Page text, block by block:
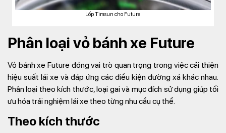
Lốp Timsun cho Future
Phân loại vỏ bánh xe Future
Vỏ bánh xe Future đóng vai trò quan trọng trong việc cải thiện
hiệu suất lái xe và đáp ứng các điều kiện đường xá khác nhau.
Phân loại theo kích thước, loại gai và mục đích sử dụng giúp tối
ưu hóa trải nghiệm lái xe theo từng nhu cầu cụ thể.
Theo kích thước